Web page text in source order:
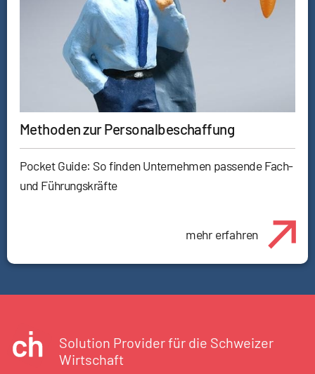
Methoden zur Personalbeschaffung
Pocket Guide: So finden Unternehmen passende Fach-
und Führungskräfte
mehr erfahren
Solution Provider für die Schweizer
Wirtschaft